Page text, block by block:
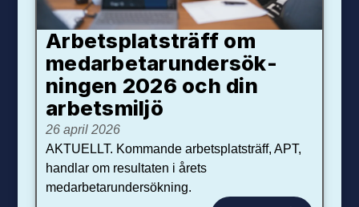
Arbetsplats­träff om
med­arbetar­under­sök­
ningen 2026 och din
arbets­miljö
26 april 2026
AKTUELLT. Kommande arbetsplatsträff, APT,
handlar om resultaten i årets
medarbetarundersökning.